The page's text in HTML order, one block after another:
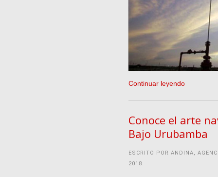
Continuar leyendo
Conoce el arte
Bajo Urubamba
ESCRITO POR ANDINA,
2018.